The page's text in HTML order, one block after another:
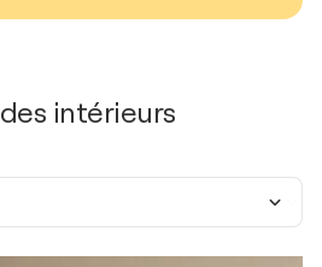
intérieurs